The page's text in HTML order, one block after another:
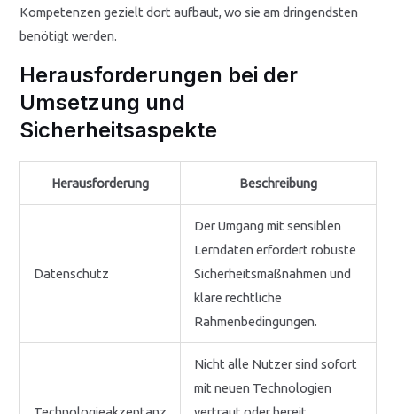
Kompetenzen gezielt dort aufbaut, wo sie am dringendsten
benötigt werden.
Herausforderungen bei der
Umsetzung und
Sicherheitsaspekte
Herausforderung Beschreibung
Datenschutz
Der Umgang mit sensiblen
Lerndaten erfordert robuste
Sicherheitsmaßnahmen und
klare rechtliche
Rahmenbedingungen.
Nicht alle Nutzer sind sofort
mit neuen Technologien